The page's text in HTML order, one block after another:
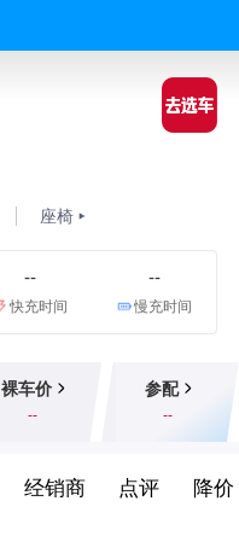
座椅
--
快充时间
--
慢充时间
裸车价
--
参配
--
经销商 点评 降价